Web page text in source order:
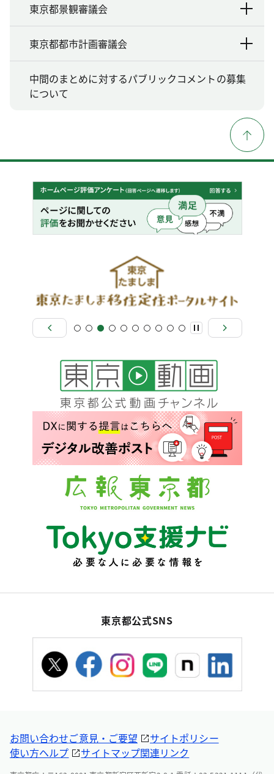
東京都景観審議会
東京都都市計画審議会
中間のまとめに対するパブリックコメントの募集
について
東京都公式SNS
お問い合わせご意見・ご要望
サイトポリシー
使い方ヘルプ
サイトマップ関連リンク